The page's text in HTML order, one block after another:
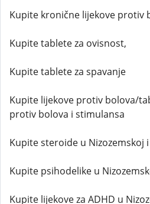
Kupite kronične lijekove protiv
Kupite tablete za ovisnost,
Kupite tablete za spavanje
Kupite lijekove protiv bolova/
protiv bolova i stimulansa
Kupite steroide u Nizozemskoj
Kupite psihodelike u
Kupite lijekove za ADHD u